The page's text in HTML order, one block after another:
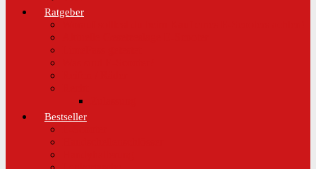
Ratgeber
Bestseller